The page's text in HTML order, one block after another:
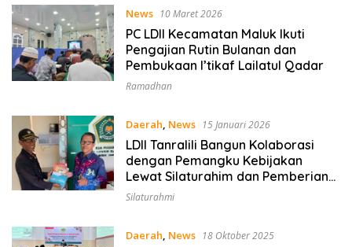
News 10 Maret 2026
PC LDII Kecamatan Maluk Ikuti
Pengajian Rutin Bulanan dan
Pembukaan I’tikaf Lailatul Qadar
Ramadhan
Daerah, News 15 Januari 2026
LDII Tanralili Bangun Kolaborasi
dengan Pemangku Kebijakan
Lewat Silaturahim dan Pemberian
Majalah Nuansa Persada
Silaturahmi
Daerah, News 18 Oktober 2025